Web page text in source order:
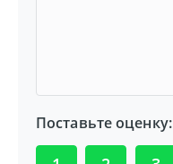
Поставьте оценку: